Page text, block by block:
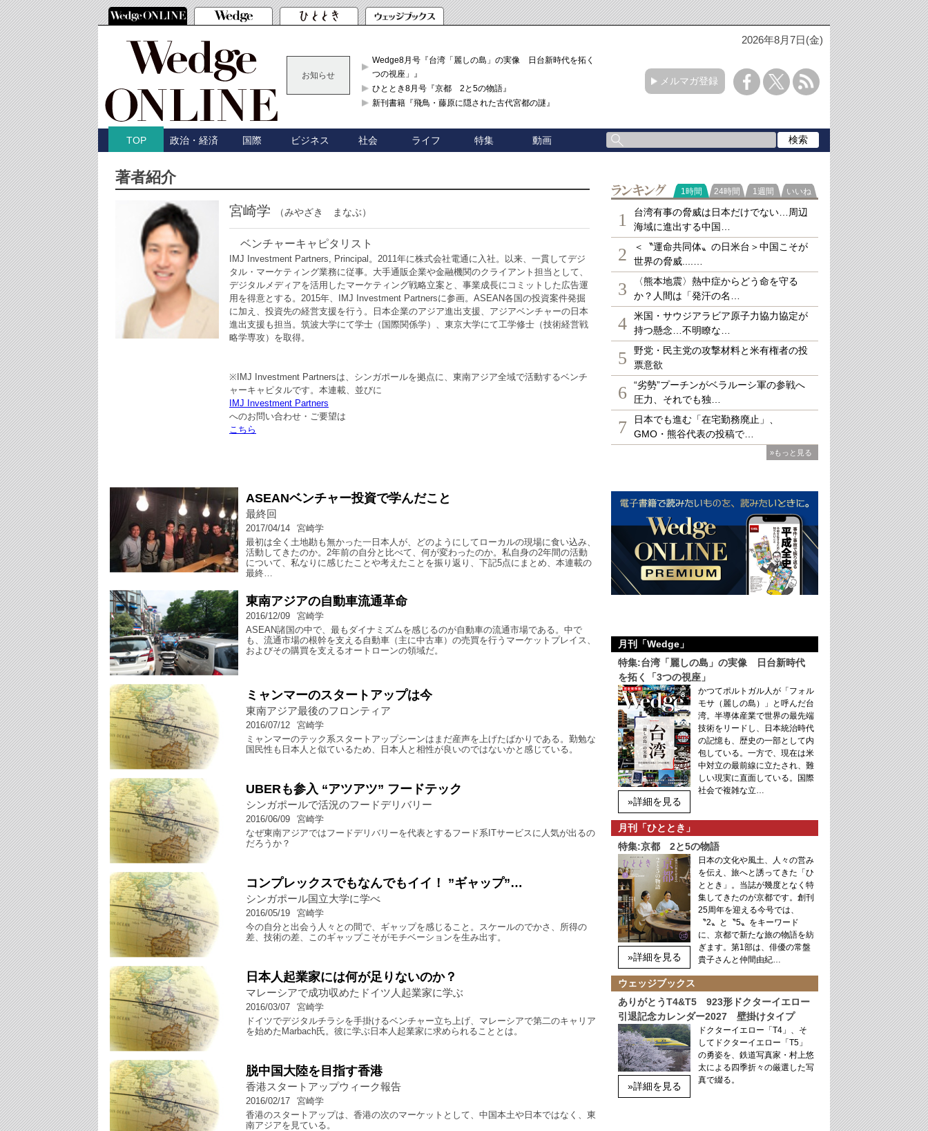
2026年8月7日(金)
お知らせ
Wedge8月号『台湾「麗しの島」の実像 日台新時代を拓く「3
つの視座」』
ひととき8月号『京都 2と5の物語』
新刊書籍『飛鳥・藤原に隠された古代宮都の謎』
メルマガ登録
TOP 政治・経済 国際 ビジネス 社会 ライフ 特集 動画
著者紹介
宮崎学 （みやざき まなぶ）
ベンチャーキャピタリスト
IMJ Investment Partners, Principal。2011年に株式会社電通に入社。以来、一貫してデジ
タル・マーケティング業務に従事。大手通販企業や金融機関のクライアント担当として、
デジタルメディアを活用したマーケティング戦略立案と、事業成長にコミットした広告運
用を得意とする。2015年、IMJ Investment Partnersに参画。ASEAN各国の投資案件発掘
に加え、投資先の経営支援を行う。日本企業のアジア進出支援、アジアベンチャーの日本
進出支援も担当。筑波大学にて学士（国際関係学）、東京大学にて工学修士（技術経営戦
略学専攻）を取得。
※IMJ Investment Partnersは、シンガポールを拠点に、東南アジア全域で活動するベンチ
ャーキャピタルです。本連載、並びに
IMJ Investment Partners
へのお問い合わせ・ご要望は
こちら
ASEANベンチャー投資で学んだこと
最終回
2017/04/14
宮崎学
最初は全く土地勘も無かった一日本人が、どのようにしてローカルの現場に食い込み、
活動してきたのか。2年前の自分と比べて、何が変わったのか。私自身の2年間の活動
について、私なりに感じたことや考えたことを振り返り、下記5点にまとめ、本連載の
最終…
東南アジアの自動車流通革命
2016/12/09
宮崎学
ASEAN諸国の中で、最もダイナミズムを感じるのが自動車の流通市場である。中で
も、流通市場の根幹を支える自動車（主に中古車）の売買を行うマーケットプレイス、
およびその購買を支えるオートローンの領域だ。
ミャンマーのスタートアップは今
東南アジア最後のフロンティア
2016/07/12
宮崎学
ミャンマーのテック系スタートアップシーンはまだ産声を上げたばかりである。勤勉な
国民性も日本人と似ているため、日本人と相性が良いのではないかと感じている。
UBERも参入 “アツアツ” フードテック
シンガポールで活況のフードデリバリー
2016/06/09
宮崎学
なぜ東南アジアではフードデリバリーを代表とするフード系ITサービスに人気が出るの
だろうか？
コンプレックスでもなんでもイイ！ ”ギャップ”…
シンガポール国立大学に学べ
2016/05/19
宮崎学
今の自分と出会う人々との間で、ギャップを感じること。スケールのでかさ、所得の
差、技術の差、このギャップこそがモチベーションを生み出す。
日本人起業家には何が足りないのか？
マレーシアで成功収めたドイツ人起業家に学ぶ
2016/03/07
宮崎学
ドイツでデジタルチラシを手掛けるベンチャー立ち上げ、マレーシアで第二のキャリア
を始めたMarbach氏。彼に学ぶ日本人起業家に求められることとは。
脱中国大陸を目指す香港
香港スタートアップウィーク報告
2016/02/17
宮崎学
香港のスタートアップは、香港の次のマーケットとして、中国本土や日本ではなく、東
南アジアを見ている。
ランキング
1時間 24時間 1週間 いいね
1
台湾有事の脅威は日本だけでない…周辺
海域に進出する中国…
2
＜〝運命共同体〟の日米台＞中国こそが
世界の脅威....…
3
〈熊本地震〉熱中症からどう命を守る
か？人間は「発汗の名…
4
米国・サウジアラビア原子力協力協定が
持つ懸念…不明瞭な…
5
野党・民主党の攻撃材料と米有権者の投
票意欲
6
“劣勢”プーチンがベラルーシ軍の参戦へ
圧力、それでも独…
7
日本でも進む「在宅勤務廃止」、
GMO・熊谷代表の投稿で…
»もっと見る
月刊「Wedge」
特集:台湾「麗しの島」の実像 日台新時代
を拓く「3つの視座」
»詳細を見る
かつてポルトガル人が「フォル
モサ（麗しの島）」と呼んだ台
湾。半導体産業で世界の最先端
技術をリードし、日本統治時代
の記憶も、歴史の一部として内
包している。一方で、現在は米
中対立の最前線に立たされ、難
しい現実に直面している。国際
社会で複雑な立…
月刊「ひととき」
特集:京都 2と5の物語
»詳細を見る
日本の文化や風土、人々の営み
を伝え、旅へと誘ってきた「ひ
ととき」。当誌が幾度となく特
集してきたのが京都です。創刊
25周年を迎える今号では、
〝2〟と〝5〟をキーワード
に、京都で新たな旅の物語を紡
ぎます。第1部は、俳優の常盤
貴子さんと仲間由紀…
ウェッジブックス
ありがとうT4&T5 923形ドクターイエロー
引退記念カレンダー2027 壁掛けタイプ
»詳細を見る
ドクターイエロー「T4」、そ
してドクターイエロー「T5」
の勇姿を、鉄道写真家・村上悠
太による四季折々の厳選した写
真で綴る。